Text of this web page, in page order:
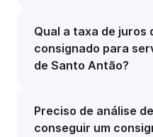
Qual a taxa de juros
consignado para
de Santo Antão?
Preciso de análise
conseguir um